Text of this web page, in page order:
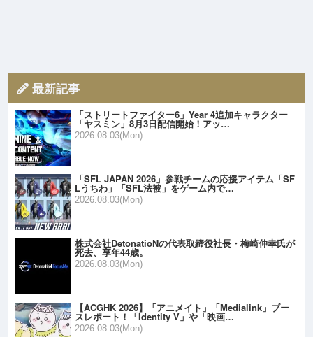
最新記事
「ストリートファイター6」Year 4追加キャラクター
「ヤスミン」8月3日配信開始！アッ…
2026.08.03(Mon)
「SFL JAPAN 2026」参戦チームの応援アイテム「SF
Lうちわ」「SFL法被」をゲーム内で…
2026.08.03(Mon)
株式会社DetonatioNの代表取締役社長・梅崎伸幸氏が
死去、享年44歳。
2026.08.03(Mon)
【ACGHK 2026】「アニメイト」「Medialink」ブー
スレポート！「Identity V」や「映画…
2026.08.03(Mon)